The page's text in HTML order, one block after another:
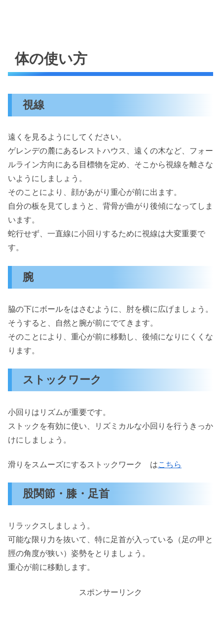
体の使い方
視線
遠くを見るようにしてください。
ゲレンデの麓にあるレストハウス、遠くの木など、フォー
ルライン方向にある目標物を定め、そこから視線を離さな
いようにしましょう。
そのことにより、顔があがり重心が前に出ます。
自分の板を見てしまうと、背骨が曲がり後傾になってしま
います。
蛇行せず、一直線に小回りするために視線は大変重要で
す。
腕
脇の下にボールをはさむように、肘を横に広げましょう。
そうすると、自然と腕が前にでてきます。
そのことにより、重心が前に移動し、後傾になりにくくな
ります。
ストックワーク
小回りはリズムが重要です。
ストックを有効に使い、リズミカルな小回りを行うきっか
けにしましょう。
滑りをスムーズにするストックワーク はこちら
股関節・膝・足首
リラックスしましょう。
可能な限り力を抜いて、特に足首が入っている（足の甲と
脛の角度が狭い）姿勢をとりましょう。
重心が前に移動します。
スポンサーリンク